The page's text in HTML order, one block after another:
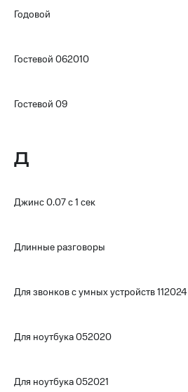
Оплата
за границей
колонки
и
Умный
Планшеты
скидки
Годовой
Гостевой 062010
Гостевой 09
Д
Джинс 0.07 с 1 сек
Длинные разговоры
Для звонков с умных устройств 112024
Для ноутбука 052020
Для ноутбука 052021